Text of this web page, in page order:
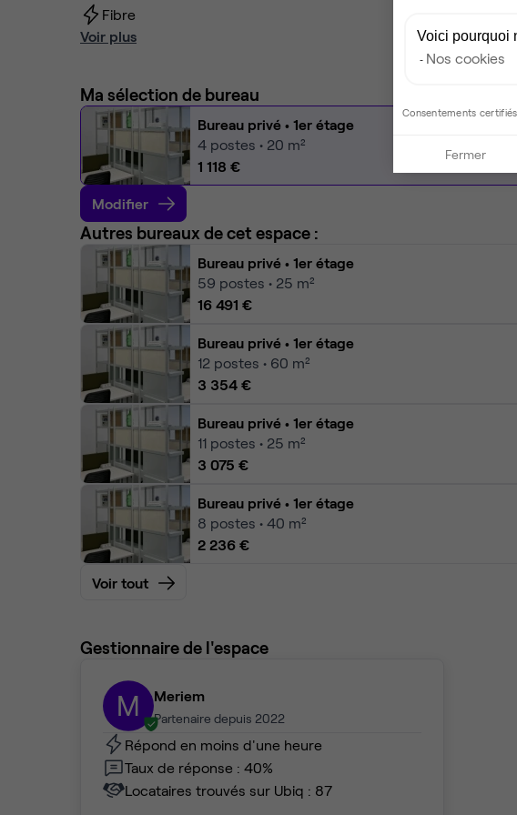
Fibre
Voir plus
Ma sélection de bureau
Bureau privé • 1er étage
4 postes • 20 m²
1 118 €
Modifier
Autres bureaux de cet espace :
Bureau privé • 1er étage
59 postes • 25 m²
16 491 €
Bureau privé • 1er étage
12 postes • 60 m²
3 354 €
Bureau privé • 1er étage
11 postes • 25 m²
3 075 €
Bureau privé • 1er étage
8 postes • 40 m²
2 236 €
Voir tout
Gestionnaire de l'espace
M Meriem
Partenaire depuis 2022
Répond en moins d'une heure
Taux de réponse : 40%
Locataires trouvés sur Ubiq : 87
Voici pourquoi
Nos cookies
Consentements
Fermer